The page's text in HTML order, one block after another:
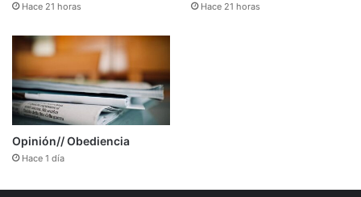
Hace 21 horas Hace 21 horas
Opinión// Obediencia
Hace 1 día